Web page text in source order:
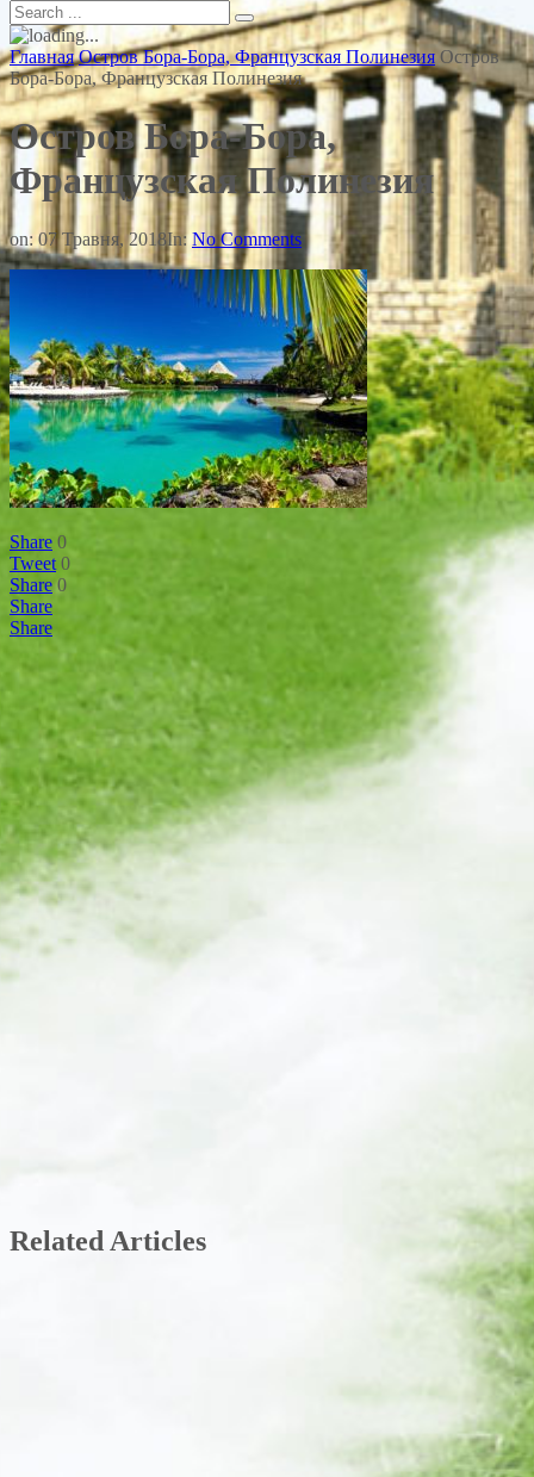
Главная Остров Бора-Бора, Французская Полинезия Остров
Бора-Бора, Французская Полинезия
Остров Бора-Бора,
Французская Полинезия
on: 07 Травня, 2018In: No Comments
Share 0
Tweet 0
Share 0
Share
Share
Related Articles